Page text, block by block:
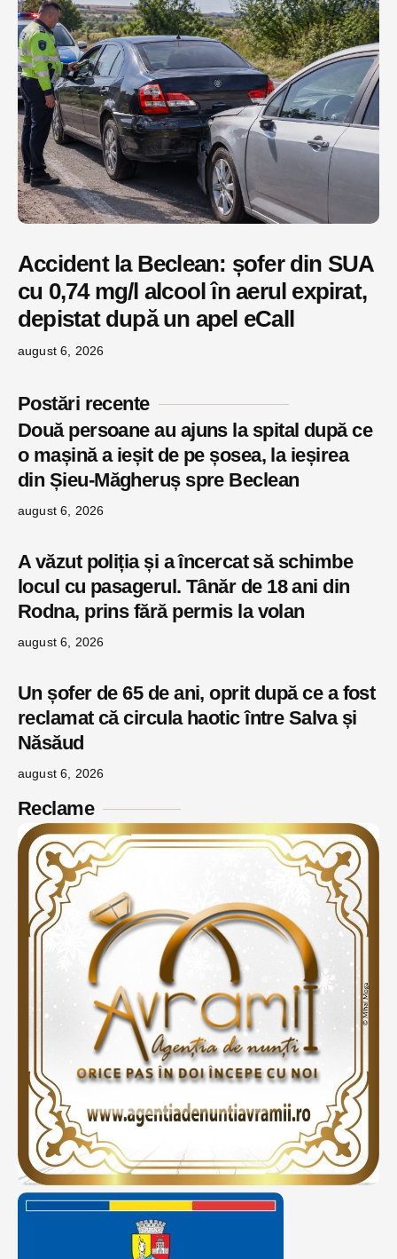
Accident la Beclean: șofer din SUA
cu 0,74 mg/l alcool în aerul expirat,
depistat după un apel eCall
august 6, 2026
Postări recente
Două persoane au ajuns la spital după ce
o mașină a ieșit de pe șosea, la ieșirea
din Șieu-Măgheruș spre Beclean
august 6, 2026
A văzut poliția și a încercat să schimbe
locul cu pasagerul. Tânăr de 18 ani din
Rodna, prins fără permis la volan
august 6, 2026
Un șofer de 65 de ani, oprit după ce a fost
reclamat că circula haotic între Salva și
Năsăud
august 6, 2026
Reclame